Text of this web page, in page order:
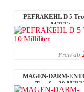
PEFRAKEHL D 5
Milliliter
Preis ab
MAGEN-DARM-
Tropfen 20